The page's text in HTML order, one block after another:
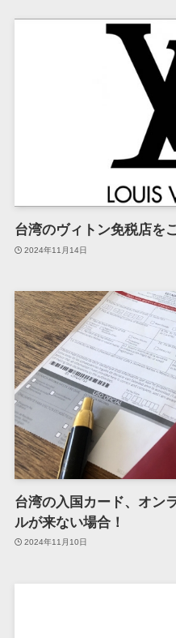
台湾のヴィトン免税店を
2024年11月14日
台湾の入国カード、オン
ルが来ない場合！
2024年11月10日